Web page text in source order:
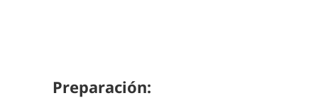
Preparación: